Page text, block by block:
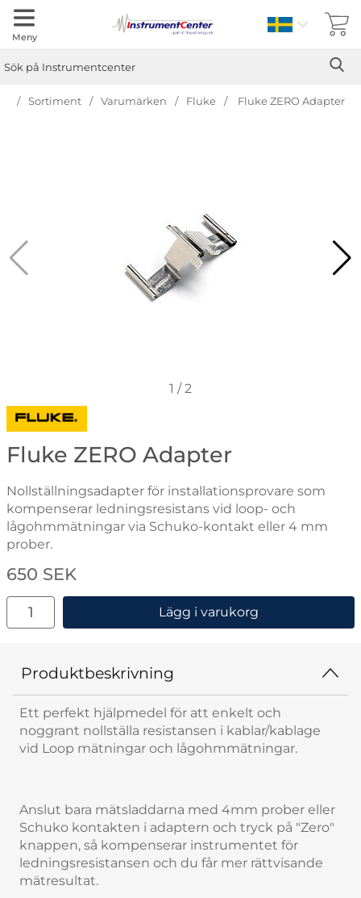
Meny Sverige
Sortiment Varumärken Fluke Fluke ZERO Adapter
1 /2
Gå till varumärkessidan för Fluke
Fluke ZERO Adapter
Nollställningsadapter för installationsprovare som
kompenserar ledningsresistans vid loop- och
lågohmmätningar via Schuko-kontakt eller 4 mm
prober.
Handla denna produkt Fluke ZERO Adapter
pris
650 SEK
antal
Lägg i varukorg
Produktbeskrivning
Ett perfekt hjälpmedel för att enkelt och
noggrant nollställa resistansen i kablar/kablage
vid Loop mätningar och lågohmmätningar.
Anslut bara mätsladdarna med 4mm prober eller
Schuko kontakten i adaptern och tryck på "Zero"
knappen, så kompenserar instrumentet för
ledningsresistansen och du får mer rättvisande
mätresultat.